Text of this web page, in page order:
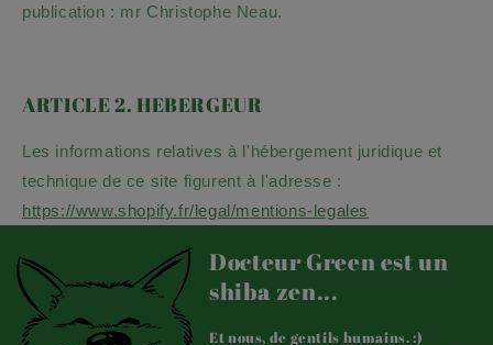
publication : mr Christophe Neau.
ARTICLE 2. HEBERGEUR
Les informations relatives à l'hébergement juridique et
technique de ce site figurent à l'adresse :
https://www.shopify.fr/legal/mentions-legales
Docteur Green est un
shiba zen...
Et nous, de gentils humains. :)